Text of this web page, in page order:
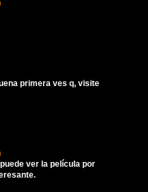
primera ves q, visite
ver la película por